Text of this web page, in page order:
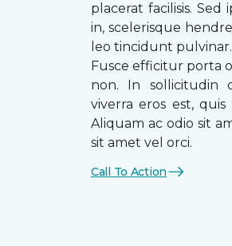
placerat facilisis.
in, scelerisque
leo tincidunt
Fusce efficitur porta
non. In sollicitudin
viverra eros est,
Aliquam ac odio sit
sit amet vel orci.
Call To Action